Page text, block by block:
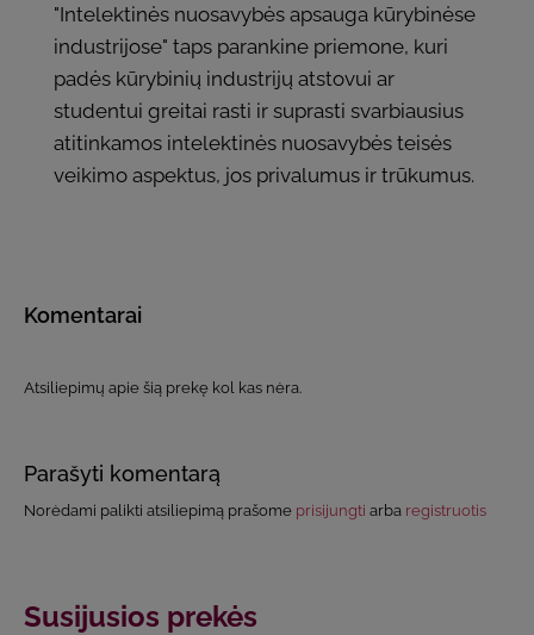
"Intelektinės nuosavybės apsauga kūrybinėse
industrijose" taps parankine priemone, kuri
padės kūrybinių industrijų atstovui ar
studentui greitai rasti ir suprasti svarbiausius
atitinkamos intelektinės nuosavybės teisės
veikimo aspektus, jos privalumus ir trūkumus.
Komentarai
Atsiliepimų apie šią prekę kol kas nėra.
Parašyti komentarą
Norėdami palikti atsiliepimą prašome prisijungti arba registruotis
Susijusios prekės